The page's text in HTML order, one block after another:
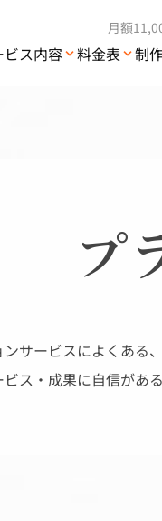
月額
ビス内容 料金表 制
プ
サービスによくある
ビス・成果に自信があ